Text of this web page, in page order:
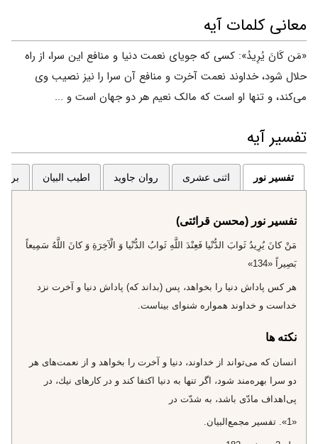
معانی کلمات آیه
«مَن کَانَ یُرِیدُ»: کسی که جویای نعمت دنیا و منافع این سرا، از راه
حلال شود، خداوند نعمت آخرت و منافع آن سرا را نیز نصیب وی
می‌کند، و تنها او است که مالک نعیم هر دو جهان است و ...
تفسیر آیه
تفسیر نور اثنی عشری روان جاوید اطیب البیان
تفسیر نور (محسن قرائتی)
مَنْ كانَ يُرِيدُ ثَوابَ الدُّنْيا فَعِنْدَ اللَّهِ ثَوابُ الدُّنْيا وَ الْآخِرَةِ وَ كانَ اللَّهُ سَمِيعاً
بَصِيراً «134»
هر كس پاداش دنيا را بخواهد، پس (بداند كه) پاداش دنيا و آخرت نزد
خداست و خداوند همواره شنواى بيناست.
نکته ها
انسان كه مى‌تواند از خداوند، دنيا و آخرت را بخواهد و از نعمت‌هاى هر
دو سرا بهره‌مند شود، اگر تنها به دنيا اكتفا كند و در كارهاى نيك، در
پى‌اهداف مادّى باشد، به شدّت در
«1». تفسير مجمع‌البيان.